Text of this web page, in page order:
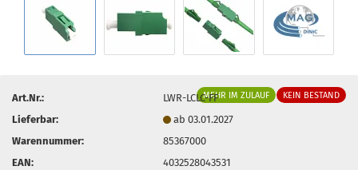
MEHR IM ZULAUF KEIN BESTAND
Art.Nr.:
LWR-LCLC-FF
Lieferbar:
ab 03.01.2027
Warennummer:
85367000
EAN:
4032528043531